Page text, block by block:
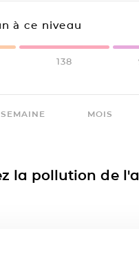
à ce niveau
138
SEMAINE MOIS
la pollution de